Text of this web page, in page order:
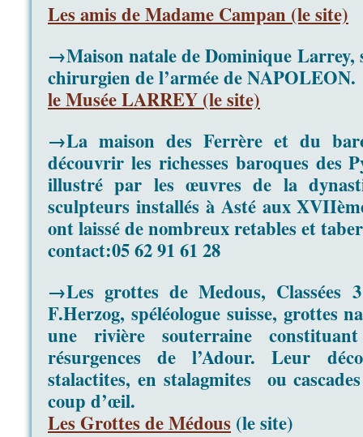
Les amis de Madame Campan (le site)
→Maison natale de Dominique Larrey,
chirurgien de l’armée de NAPOLEON.
le Musée LARREY (le site)
→La maison des Ferrère et du
découvrir les richesses baroques des
illustré par les œuvres de la
sculpteurs installés à Asté aux
ont laissé de nombreux retables et
contact:05 62 91 61 28
→Les grottes de Medous, Classées
F.Herzog, spéléologue suisse, grottes
une rivière souterraine
résurgences de l’Adour. Leur
stalactites, en stalagmites ou
coup d’œil.
Les Grottes de Médous (le site)